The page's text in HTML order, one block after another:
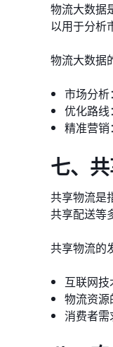
物流大数据
以用于分析
物流大数据
市场分析
优化路线
精准营销
七、
共享物流是
共享配送等
共享物流的
互联网技
物流资源
消费者需